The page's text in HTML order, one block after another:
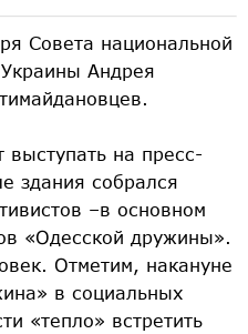
Совета национальной
Андрея
выступать на пресс-
здания собрался
–в основном
«Одесской дружины».
Отметим, накануне
в социальных
«тепло» встретить